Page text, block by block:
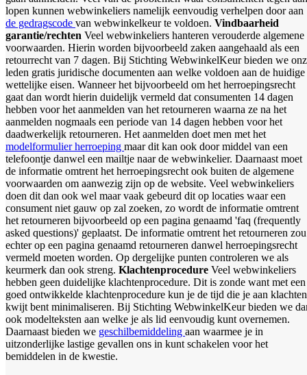
lopen kunnen webwinkeliers namelijk eenvoudig verhelpen door aan
de gedragscode van webwinkelkeur te voldoen. Vindbaarheid
garantie/rechten Veel webwinkeliers hanteren verouderde algemene
voorwaarden. Hierin worden bijvoorbeeld zaken aangehaald als een
retourrecht van 7 dagen. Bij Stichting WebwinkelKeur bieden we
leden gratis juridische documenten aan welke voldoen aan de huidige
wettelijke eisen. Wanneer het bijvoorbeeld om het herroepingsrecht
gaat dan wordt hierin duidelijk vermeld dat consumenten 14 dagen
hebben voor het aanmelden van het retourneren waarna ze na het
aanmelden nogmaals een periode van 14 dagen hebben voor het
daadwerkelijk retourneren. Het aanmelden doet men met het
modelformulier herroeping maar dit kan ook door middel van een
telefoontje danwel een mailtje naar de webwinkelier. Daarnaast moet
de informatie omtrent het herroepingsrecht ook buiten de algemene
voorwaarden om aanwezig zijn op de website. Veel webwinkeliers
doen dit dan ook wel maar vaak gebeurd dit op locaties waar een
consument niet gauw op zal zoeken, zo wordt de informatie omtrent
het retourneren bijvoorbeeld op een pagina genaamd 'faq (frequently
asked questions)' geplaatst. De informatie omtrent het retourneren zou
echter op een pagina genaamd retourneren danwel herroepingsrecht
vermeld moeten worden. Op dergelijke punten controleren we als
keurmerk dan ook streng. Klachtenprocedure Veel webwinkeliers
hebben geen duidelijke klachtenprocedure. Dit is zonde want met een
goed ontwikkelde klachtenprocedure kun je de tijd die je aan klachten
kwijt bent minimaliseren. Bij Stichting WebwinkelKeur bieden we
ook modelteksten aan welke je als lid eenvoudig kunt overnemen.
Daarnaast bieden we geschilbemiddeling aan waarmee je in
uitzonderlijke lastige gevallen ons in kunt schakelen voor het
bemiddelen in de kwestie.